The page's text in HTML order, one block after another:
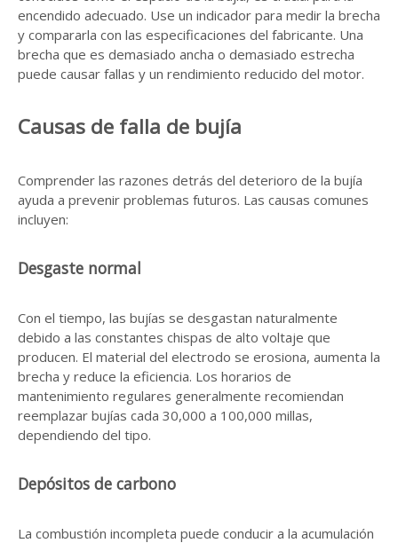
encendido adecuado. Use un indicador para medir la brecha
y compararla con las especificaciones del fabricante. Una
brecha que es demasiado ancha o demasiado estrecha
puede causar fallas y un rendimiento reducido del motor.
Causas de falla de bujía
Comprender las razones detrás del deterioro de la bujía
ayuda a prevenir problemas futuros. Las causas comunes
incluyen:
Desgaste normal
Con el tiempo, las bujías se desgastan naturalmente
debido a las constantes chispas de alto voltaje que
producen. El material del electrodo se erosiona, aumenta la
brecha y reduce la eficiencia. Los horarios de
mantenimiento regulares generalmente recomiendan
reemplazar bujías cada 30,000 a 100,000 millas,
dependiendo del tipo.
Depósitos de carbono
La combustión incompleta puede conducir a la acumulación